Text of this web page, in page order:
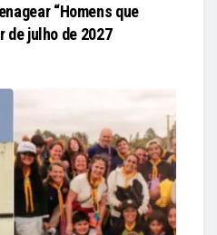
“Homens que
de julho de 2027